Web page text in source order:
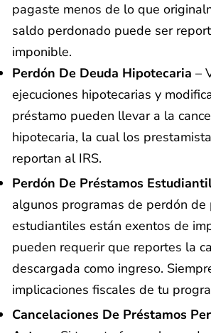
pagaste menos de lo que
saldo perdonado puede ser
imponible.
Perdón De Deuda Hipotecaria –
ejecuciones hipotecarias y
préstamo pueden llevar a la
hipotecaria, la cual los
reportan al IRS.
Perdón De Préstamos
algunos programas de perdón de
estudiantiles están exentos de
pueden requerir que reportes la
descargada como ingreso.
implicaciones fiscales de tu
Cancelaciones De Préstamos